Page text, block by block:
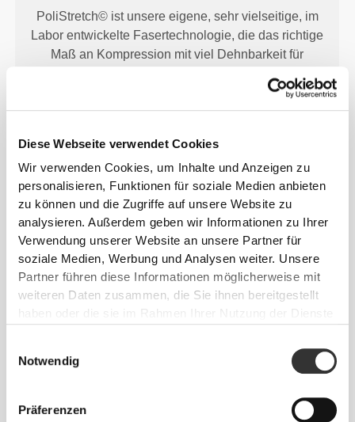
Diese Webseite verwendet Cookies
Wir verwenden Cookies, um Inhalte und Anzeigen zu
personalisieren, Funktionen für soziale Medien anbieten
zu können und die Zugriffe auf unsere Website zu
analysieren. Außerdem geben wir Informationen zu Ihrer
Verwendung unserer Website an unsere Partner für
soziale Medien, Werbung und Analysen weiter. Unsere
Partner führen diese Informationen möglicherweise mit
weiteren Daten zusammen, die Sie ihnen bereitgestellt
haben oder die sie im Rahmen Ihrer Nutzung der Dienste
Notwendig
Präferenzen
PoliStretch© ist unsere eigene, sehr vielseitige, im
Labor entwickelte Fasertechnologie, die das richtige
Maß an Kompression mit viel Dehnbarkeit für
PoliStretch© hält dich trocken und kühl und bietet
viel Bewegungsfreiheit.
UNSER ETIKETT IST DEIN
KOMFORT.
Herangehensweise hinterlässt einen wichtigen
Eindruck auf unsere Kleidung: auf die nahtlose